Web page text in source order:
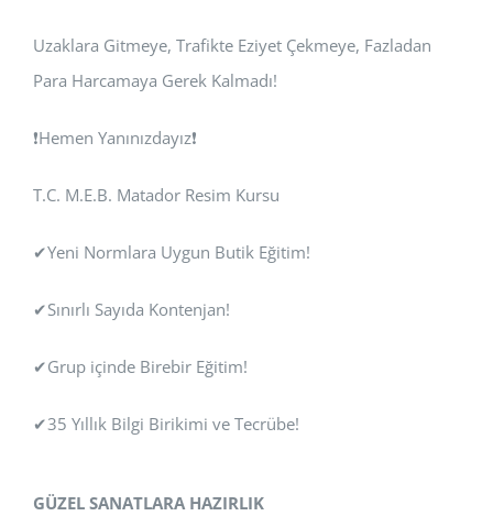
Uzaklara Gitmeye, Trafikte Eziyet Çekmeye, Fazladan
Para Harcamaya Gerek Kalmadı!
❗Hemen Yanınızdayız❗
T.C. M.E.B. Matador Resim Kursu
✔Yeni Normlara Uygun Butik Eğitim!
✔Sınırlı Sayıda Kontenjan!
✔Grup içinde Birebir Eğitim!
✔35 Yıllık Bilgi Birikimi ve Tecrübe!
GÜZEL SANATLARA HAZIRLIK